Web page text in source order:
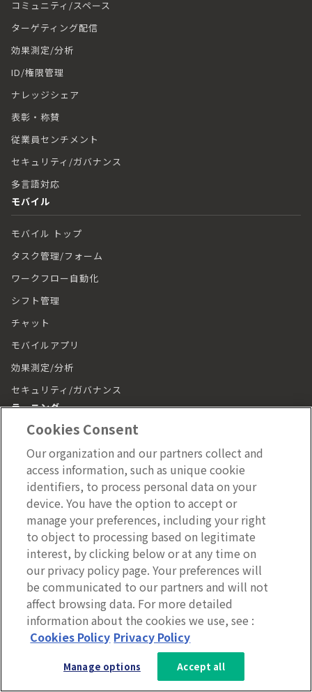
コミュニティ/スペース
ターゲティング配信
効果測定/分析
ID/権限管理
ナレッジシェア
表彰・称賛
従業員センチメント
セキュリティ/ガバナンス
多言語対応
モバイル
モバイル トップ
タスク管理/フォーム
ワークフロー自動化
シフト管理
チャット
モバイルアプリ
効果測定/分析
セキュリティ/ガバナンス
ラーニング
動画（LumApps Play）
従業員ジャーニー
モバイルアプリ
施設管理
施設管理 トップ
Copyright © 2026 LumApps All Rights Reserved.
3分で分かるLumApps
サービス資料を無料ダウンロー
ド
Cookies Consent
Our organization and our partners collect and
access information, such as unique cookie
identifiers, to process personal data on your
device. You have the option to accept or
manage your preferences, including your right
to object to processing based on legitimate
interest, by clicking below or at any time on
our privacy policy page. Your preferences will
be communicated to our partners and will not
affect browsing data. For more detailed
information about the cookies we use, see :
Cookies Policy Privacy Policy
Manage options Accept all